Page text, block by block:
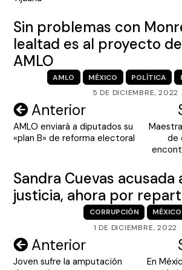
Sin problemas con
lealtad es al proyecto
AMLO
AMLO MÉXICO POLÍTICA
5 DE DICIEMBRE, 2022
Navegación
de
Anterior
AMLO enviará a diputados su
«plan B» de reforma electoral
de
Sandra Cuevas acusada
justicia, ahora por
CORRUPCIÓN
MÉXICO
1 DE DICIEMBRE, 2022
Navegación
de
Anterior
Joven sufre la amputación
En